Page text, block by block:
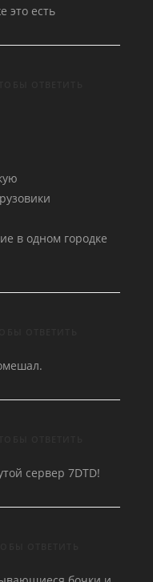
это есть
в одном городке
сервер 7DTD!